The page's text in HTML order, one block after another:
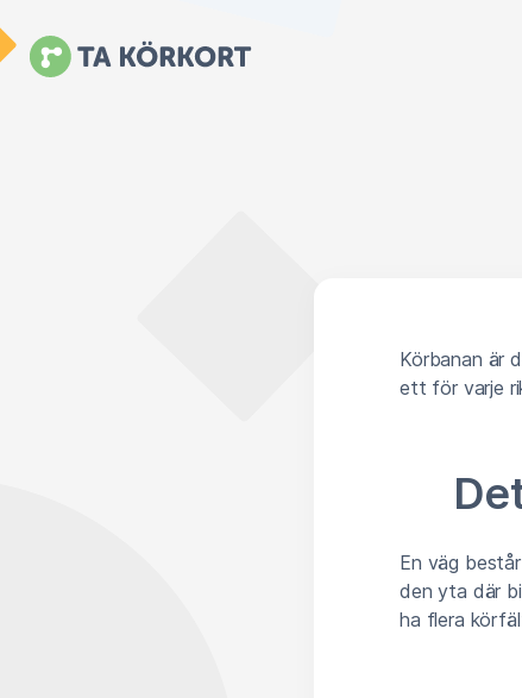
Körbanan är
ett för varje
En väg
den yta där
ha flera